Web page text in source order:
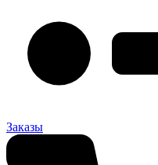
Заказы